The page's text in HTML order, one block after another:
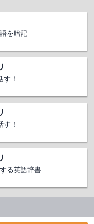
を暗記
！
！
る英語辞書